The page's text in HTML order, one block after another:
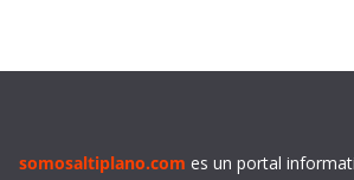
somosaltiplano.com es un portal